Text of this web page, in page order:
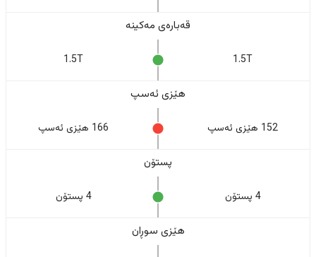
قەبارەی مەکینە
1.5T
1.5T
هێزی ئەسپ
152 هێزی ئەسپ 166 هێزی ئەسپ
پستۆن
4 پستۆن 4 پستۆن
هێزی سوڕان